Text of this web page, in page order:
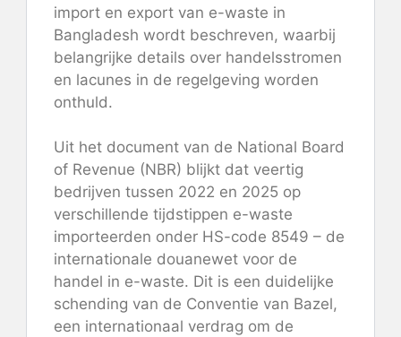
import en export van e-waste in
Bangladesh wordt beschreven, waarbij
belangrijke details over handelsstromen
en lacunes in de regelgeving worden
onthuld.
Uit het document van de National Board
of Revenue (NBR) blijkt dat veertig
bedrijven tussen 2022 en 2025 op
verschillende tijdstippen e-waste
importeerden onder HS-code 8549 – de
internationale douanewet voor de
handel in e-waste. Dit is een duidelijke
schending van de Conventie van Bazel,
een internationaal verdrag om de